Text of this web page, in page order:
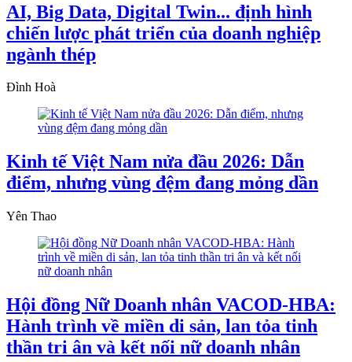
AI, Big Data, Digital Twin... định hình
chiến lược phát triển của doanh nghiệp
ngành thép
Đình Hoà
Kinh tế Việt Nam nửa đầu 2026: Dẫn
điểm, nhưng vùng đệm đang mỏng dần
Yên Thao
Hội đồng Nữ Doanh nhân VACOD-HBA:
Hành trình về miền di sản, lan tỏa tinh
thần tri ân và kết nối nữ doanh nhân